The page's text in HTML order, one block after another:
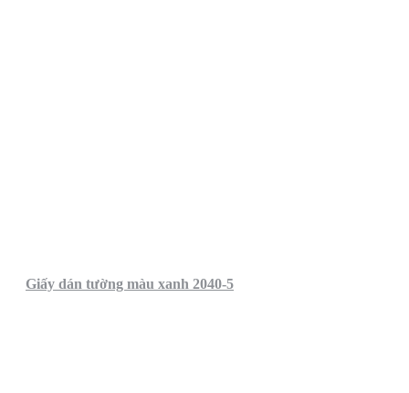
Giấy dán tường màu xanh 2040-5